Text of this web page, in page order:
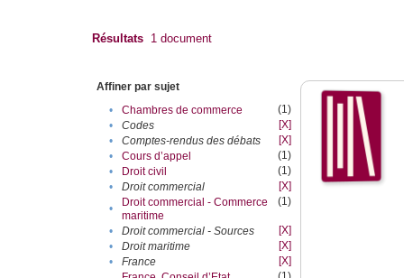
Résultats 1 document
Affiner par sujet
•
Chambres de commerce
(1)
•
Codes
[X]
•
Comptes-rendus des débats
[X]
•
Cours d’appel
(1)
•
Droit civil
(1)
•
Droit commercial
[X]
•
Droit commercial - Commerce
maritime
(1)
• Droit commercial - Sources
[X]
•
Droit maritime
[X]
•
France
[X]